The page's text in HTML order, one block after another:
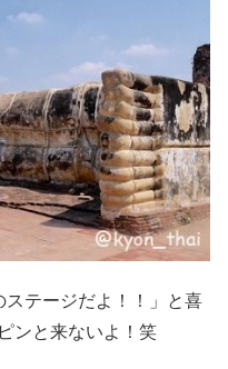
テージだよ！！」と喜
ンと来ないよ！笑